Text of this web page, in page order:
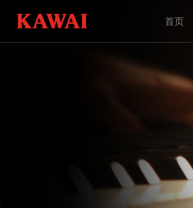
首页